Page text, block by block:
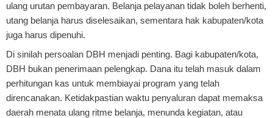
ulang urutan pembayaran. Belanja pelayanan tidak boleh berhenti,
utang belanja harus diselesaikan, sementara hak kabupaten/kota
juga harus dipenuhi.
Di sinilah persoalan DBH menjadi penting. Bagi kabupaten/kota,
DBH bukan penerimaan pelengkap. Dana itu telah masuk dalam
perhitungan kas untuk membiayai program yang telah
direncanakan. Ketidakpastian waktu penyaluran dapat memaksa
daerah menata ulang ritme belanja, menunda kegiatan, atau